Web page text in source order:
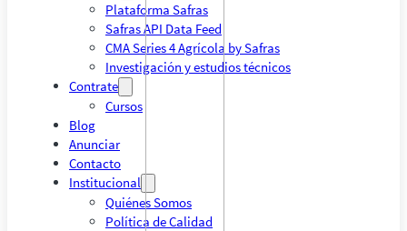
Plataforma Safras
Safras API Data Feed
CMA Series 4 Agrícola by Safras
Investigación y estudios técnicos
Contrate
Cursos
Blog
Anunciar
Contacto
Institucional
Quiénes Somos
Política de Calidad